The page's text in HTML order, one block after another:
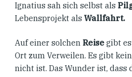
Ignatius sah sich selbst als
Lebensprojekt als Wallfahrt.
Auf einer solchen Reise gibt
Ort zum Verweilen. Es gibt
nicht ist. Das Wunder ist, dass